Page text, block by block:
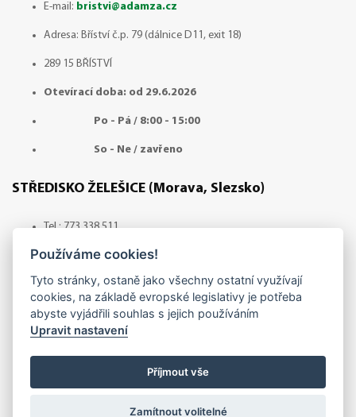
E-mail: bristvi@adamza.cz
Adresa: Bříství č.p. 79 (dálnice D11, exit 18)
289 15 BŘÍSTVÍ
Otevírací doba: od 29.6.2026
Po - Pá / 8:00 - 15:00
So - Ne / zavřeno
STŘEDISKO ŽELEŠICE (Morava, Slezsko)
Tel.: 773 338 511
e-mail:zelesice@adamza.cz
Adresa: Želešice č.p. 589, z ulice 1.máje směr ul.Šlechtitelská
664 43 ŽELEŠICE
Otevírací doba: Červenec - odběr zboží pouze po
předchozí domluvě!
Používáme cookies!
Tyto stránky, ostaně jako všechny ostatní využívají
cookies, na základě evropské legislativy je potřeba
abyste vyjádřili souhlas s jejich používáním
Upravit nastavení
Příjmout vše
Zamítnout volitelné